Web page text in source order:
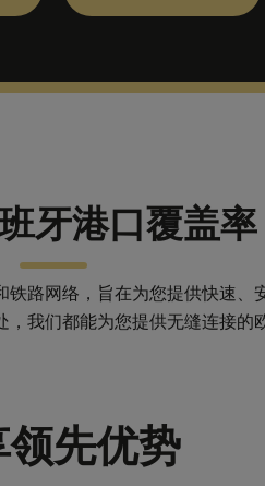
牙港口覆盖率
路网络，旨在为您提供快速、
我们都能为您提供无缝连接的
领先优势